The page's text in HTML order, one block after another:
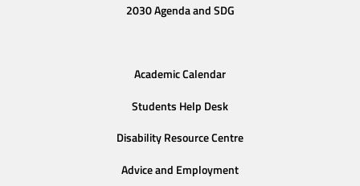
2030 Agenda and SDG
Academic Calendar
Students Help Desk
Disability Resource Centre
Advice and Employment